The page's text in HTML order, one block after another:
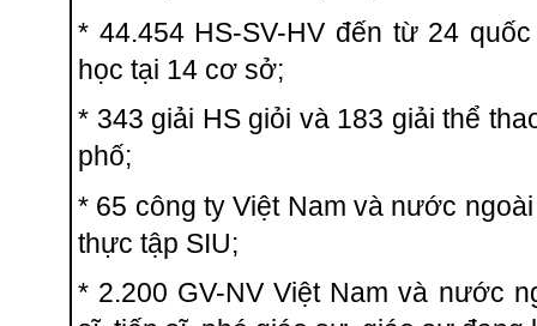
* 44.454 HS-SV-HV đến từ 24
học tại 14 cơ sở;
* 343 giải HS giỏi và 183 giải thể
phố;
* 65 công ty Việt Nam và nước
thực tập SIU;
* 2.200 GV-NV Việt Nam và nước